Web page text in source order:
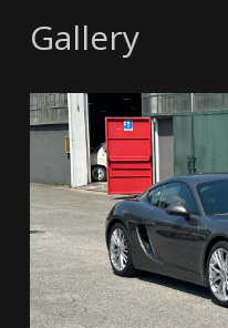
Gallery